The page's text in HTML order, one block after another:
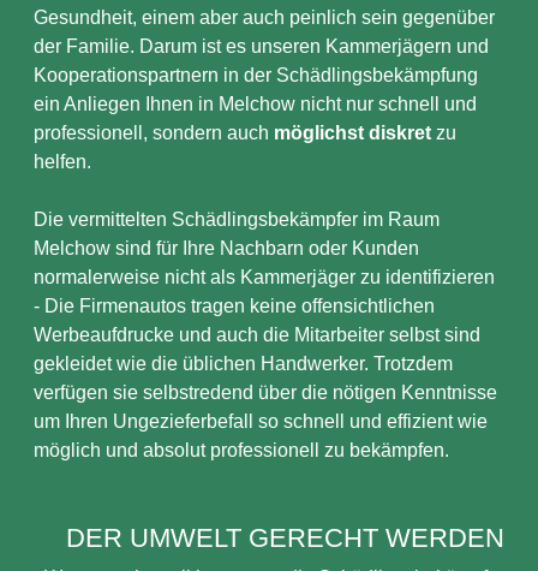
Gesundheit, einem aber auch peinlich sein gegenüber
der Familie. Darum ist es unseren Kammerjägern und
Kooperationspartnern in der Schädlingsbekämpfung
ein Anliegen Ihnen in Melchow nicht nur schnell und
professionell, sondern auch möglichst diskret zu
helfen.
Die vermittelten Schädlingsbekämpfer im Raum
Melchow sind für Ihre Nachbarn oder Kunden
normalerweise nicht als Kammerjäger zu identifizieren
- Die Firmenautos tragen keine offensichtlichen
Werbeaufdrucke und auch die Mitarbeiter selbst sind
gekleidet wie die üblichen Handwerker. Trotzdem
verfügen sie selbstredend über die nötigen Kenntnisse
um Ihren Ungezieferbefall so schnell und effizient wie
möglich und absolut professionell zu bekämpfen.
DER UMWELT GERECHT WERDEN